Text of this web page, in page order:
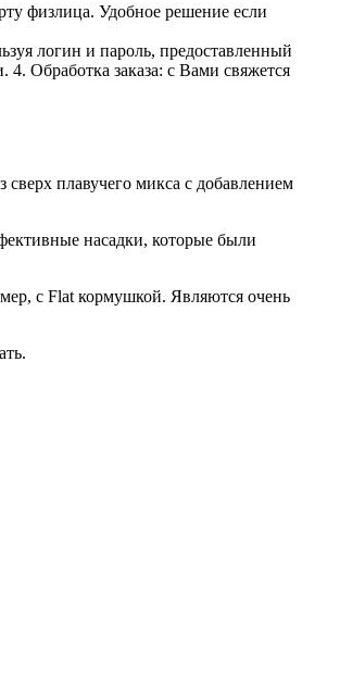
физлица. Удобное решение если
логин и пароль, предоставленный
4. Обработка заказа: с Вами свяжется
плавучего микса с добавлением
насадки, которые были
с Flat кормушкой. Являются очень